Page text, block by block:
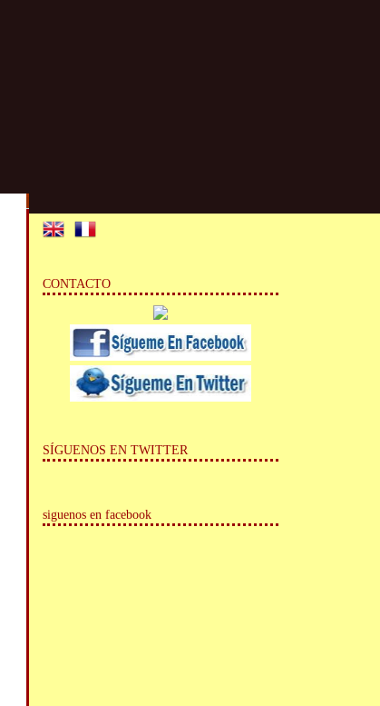
CONTACTO
SÍGUENOS EN TWITTER
siguenos en facebook